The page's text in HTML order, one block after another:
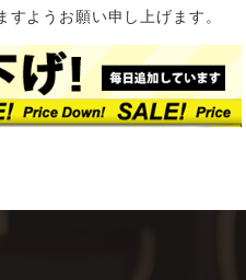
ようお願い申し上げます。